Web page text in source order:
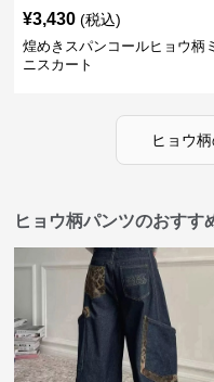
¥3,430 (税込)
煌めきスパンコールヒョウ柄ミ
ニスカート
ヒョウ柄
ヒョウ柄パンツのおすす